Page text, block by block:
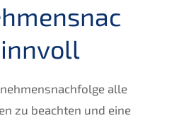
alle
zu beachten und eine